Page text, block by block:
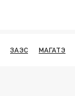
ЗАЭС МАГАТЭ